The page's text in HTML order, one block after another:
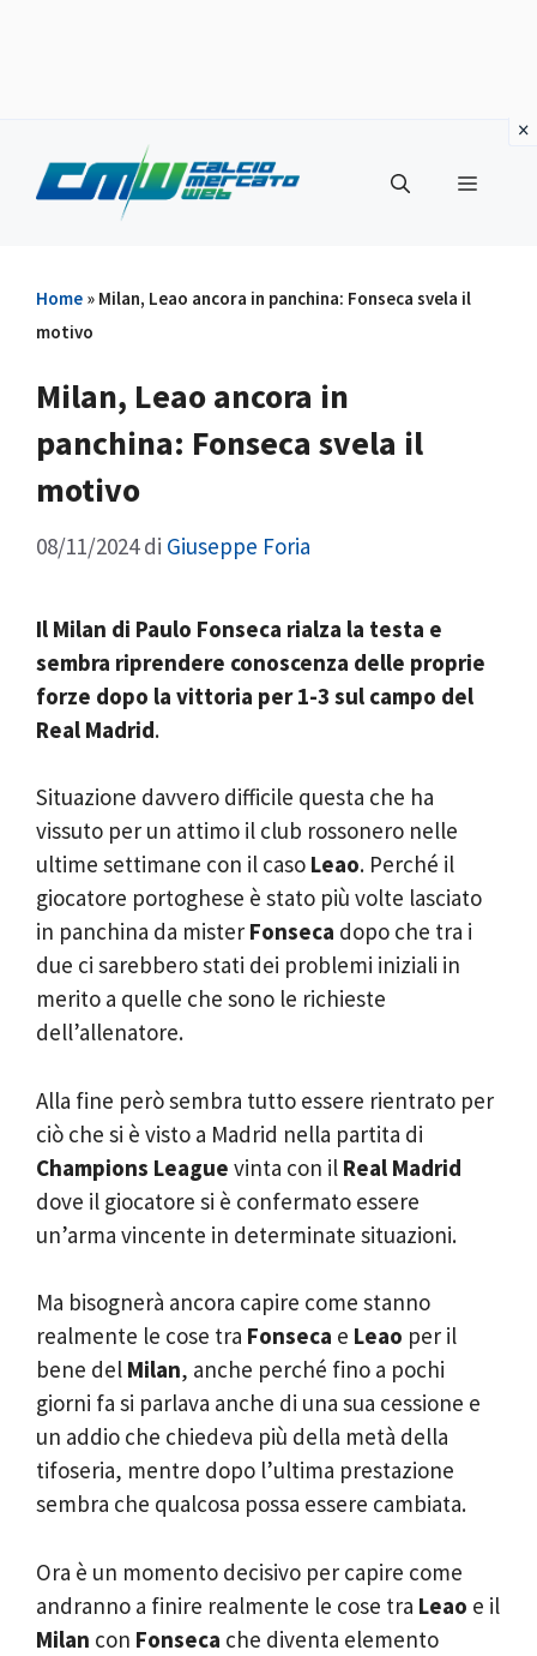
contenuto
Menu
Home » Milan, Leao ancora in panchina: Fonseca svela il
motivo
Milan, Leao ancora in
panchina: Fonseca svela il
motivo
08/11/2024 di Giuseppe Foria
Il Milan di Paulo Fonseca rialza la testa e
sembra riprendere conoscenza delle proprie
forze dopo la vittoria per 1-3 sul campo del
Real Madrid.
Situazione davvero difficile questa che ha
vissuto per un attimo il club rossonero nelle
ultime settimane con il caso Leao. Perché il
giocatore portoghese è stato più volte lasciato
in panchina da mister Fonseca dopo che tra i
due ci sarebbero stati dei problemi iniziali in
merito a quelle che sono le richieste
dell’allenatore.
Alla fine però sembra tutto essere rientrato per
ciò che si è visto a Madrid nella partita di
Champions League vinta con il Real Madrid
dove il giocatore si è confermato essere
un’arma vincente in determinate situazioni.
Ma bisognerà ancora capire come stanno
realmente le cose tra Fonseca e Leao per il
bene del Milan, anche perché fino a pochi
giorni fa si parlava anche di una sua cessione e
un addio che chiedeva più della metà della
tifoseria, mentre dopo l’ultima prestazione
sembra che qualcosa possa essere cambiata.
Ora è un momento decisivo per capire come
andranno a finire realmente le cose tra Leao e il
Milan con Fonseca che diventa elemento